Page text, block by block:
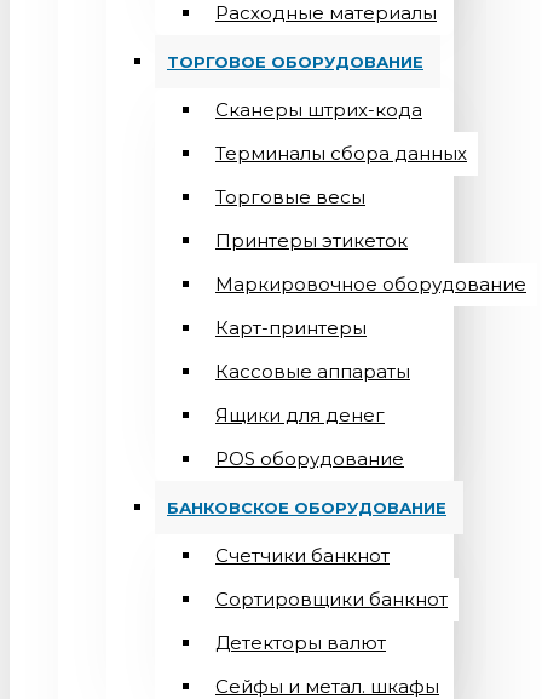
Расходные материалы
ТОРГОВОЕ ОБОРУДОВАНИЕ
Сканеры штрих-кода
Терминалы сбора данных
Торговые весы
Принтеры этикеток
Маркировочное оборудование
Карт-принтеры
Кассовые аппараты
Ящики для денег
POS оборудование
БАНКОВСКОЕ ОБОРУДОВАНИЕ
Счетчики банкнот
Сортировщики банкнот
Детекторы валют
Сейфы и метал. шкафы